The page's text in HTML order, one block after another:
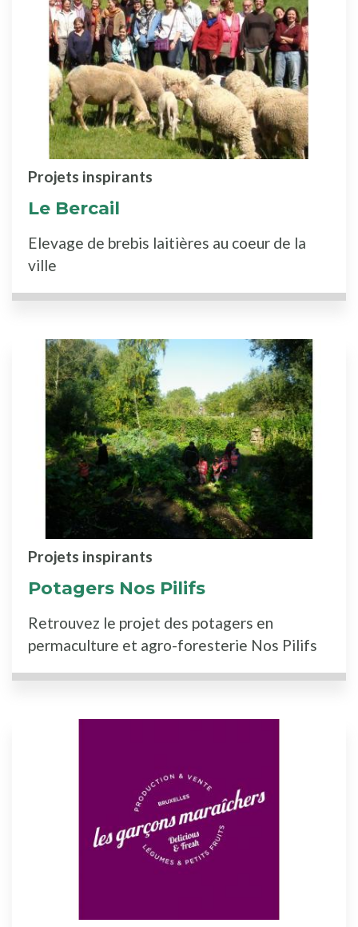
Le Bercail
Projets inspirants
Elevage de brebis laitières au coeur de la
ville
Potagers Nos Pilifs
Projets inspirants
Retrouvez le projet des potagers en
permaculture et agro-foresterie Nos Pilifs